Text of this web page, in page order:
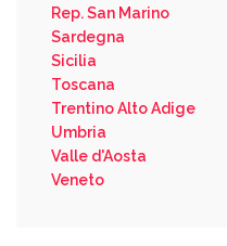
Rep. San Marino
Sardegna
Sicilia
Toscana
Trentino Alto Adige
Umbria
Valle d'Aosta
Veneto